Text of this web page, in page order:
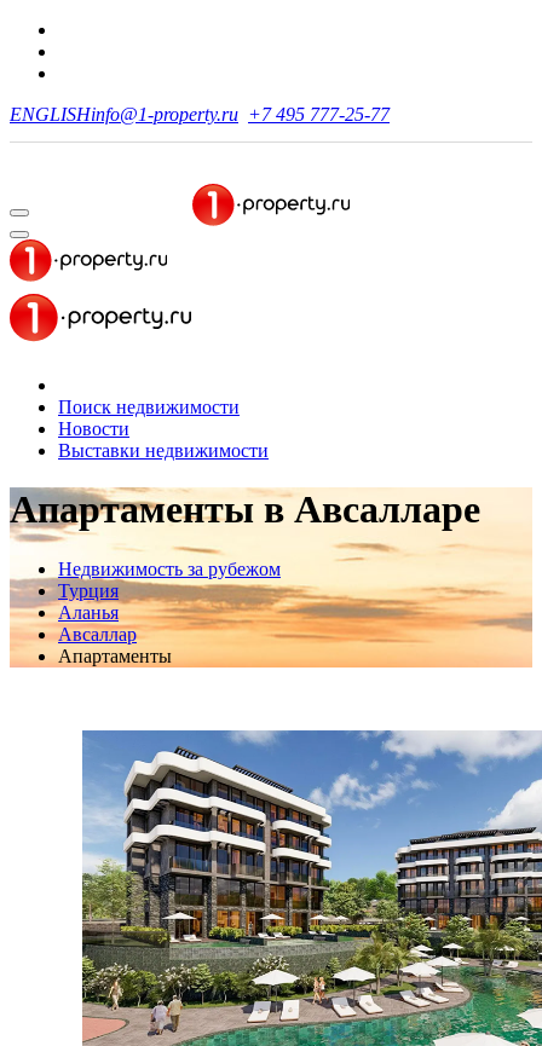
ENGLISHinfo@1-property.ru +7 495 777-25-77
Поиск недвижимости
Новости
Выставки недвижимости
Апартаментыв Авсалларе
Недвижимость за рубежом
Турция
Аланья
Авсаллар
Апартаменты